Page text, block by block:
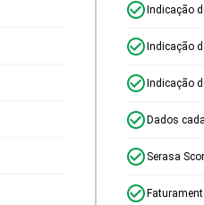
Indicação
Indicação
Indicação
Dados
Serasa